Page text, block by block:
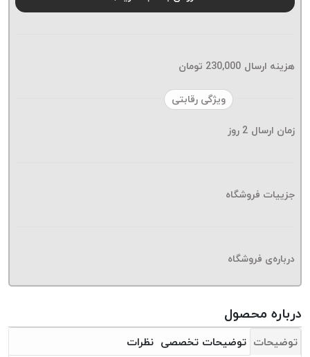
نخ
بدون
زتا
نخ
امگا
بافت
بدون
موم
ویژگی رقابتی
هزینه ارسال 230,000 تومان
زمان ارسال 2 روز
جزییات فروشگاه
درباره‌ی فروشگاه
درباره محصول
توضیحات توضیحات تخصصی نظرات